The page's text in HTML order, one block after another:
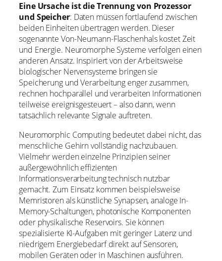
Eine Ursache ist die Trennung von Prozessor
und Speicher: Daten müssen fortlaufend zwischen
beiden Einheiten übertragen werden. Dieser
sogenannte Von-Neumann-Flaschenhals kostet Zeit
und Energie. Neuromorphe Systeme verfolgen einen
anderen Ansatz. Inspiriert von der Arbeitsweise
biologischer Nervensysteme bringen sie
Speicherung und Verarbeitung enger zusammen,
rechnen hochparallel und verarbeiten Informationen
teilweise ereignisgesteuert – also dann, wenn
tatsächlich relevante Signale auftreten.
Neuromorphic Computing bedeutet dabei nicht, das
menschliche Gehirn vollständig nachzubauen.
Vielmehr werden einzelne Prinzipien seiner
außergewöhnlich effizienten
Informationsverarbeitung technisch nutzbar
gemacht. Zum Einsatz kommen beispielsweise
Memristoren als künstliche Synapsen, analoge In-
Memory-Schaltungen, photonische Komponenten
oder physikalische Reservoirs. Sie können
spezialisierte KI-Aufgaben mit geringer Latenz und
niedrigem Energiebedarf direkt auf Sensoren,
mobilen Geräten oder in Maschinen ausführen.